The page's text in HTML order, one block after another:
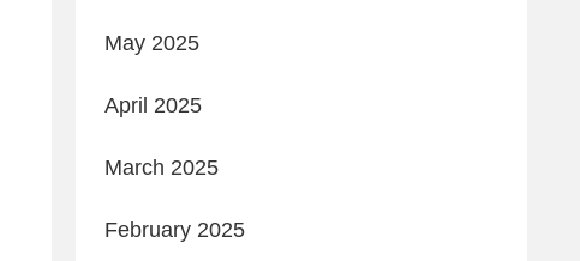
May 2025
April 2025
March 2025
February 2025